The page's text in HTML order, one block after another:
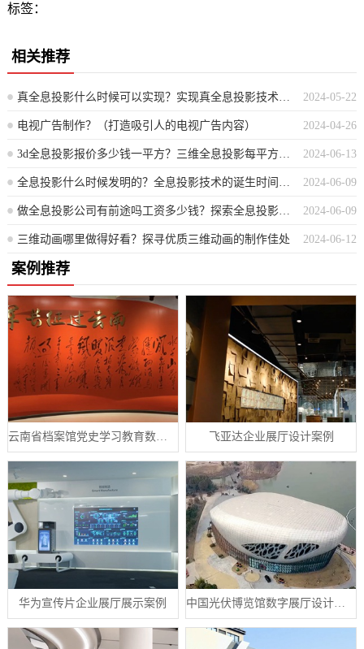
标签：
相关推荐
2024-05-22
2024-04-26
电视广告制作？（打造吸引人的电视广告内容）
2024-06-13
2024-06-09
2024-06-09
做全息投影公司有前途吗工资多少钱？探索全息投影行业前景及平均薪资
2024-06-12
三维动画哪里做得好看？探寻优质三维动画的制作佳处
案例推荐
云南省档案馆党史学习教育数字展厅案例 飞亚达企业展厅设计案例
华为宣传片企业展厅展示案例 中国光伏博览馆数字展厅设计案例